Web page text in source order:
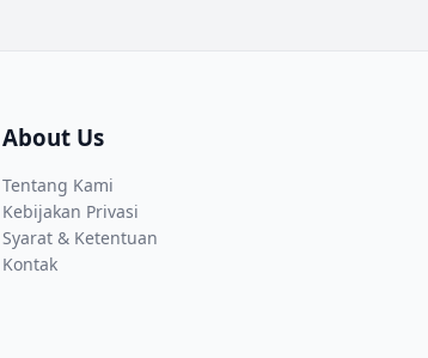
About Us
Tentang Kami
Kebijakan Privasi
Syarat & Ketentuan
Kontak